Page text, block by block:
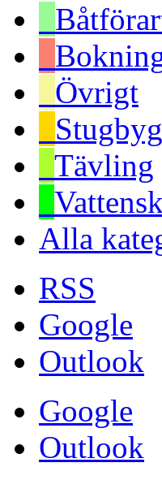
Övrigt
Tävling
Alla
RSS
Google
Outlook
Google
Outlook